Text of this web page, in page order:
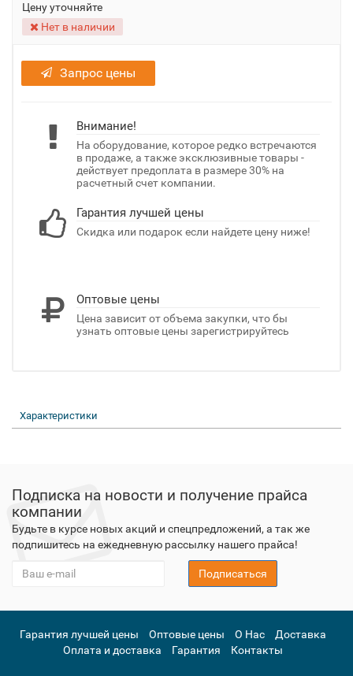
Цену уточняйте
Нет в наличии
Запрос цены
Внимание!
На оборудование, которое редко встречаются
в продаже, а также эксклюзивные товары -
действует предоплата в размере 30% на
расчетный счет компании.
Гарантия лучшей цены
Скидка или подарок если найдете цену ниже!
Оптовые цены
Цена зависит от объема закупки, что бы
узнать оптовые цены зарегистрируйтесь
Характеристики
Подписка на новости и получение прайса
компании
Будьте в курсе новых акций и спецпредложений, а так же
подпишитесь на ежедневную рассылку нашего прайса!
Подписаться
Гарантия лучшей цены Оптовые цены О Нас
Доставка
Оплата и доставка
Гарантия Контакты